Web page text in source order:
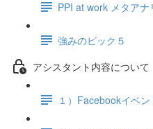
PPI at work メタアナ
強みのビック５
アシスタント内容について
１）Facebookイベ